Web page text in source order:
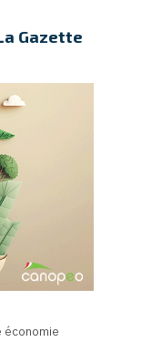
Gazette
économie